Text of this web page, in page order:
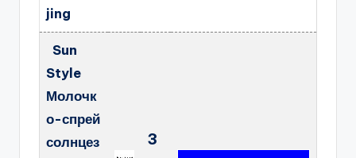
jing
Sun
Style
Молочк
о-спрей
солнцез
3